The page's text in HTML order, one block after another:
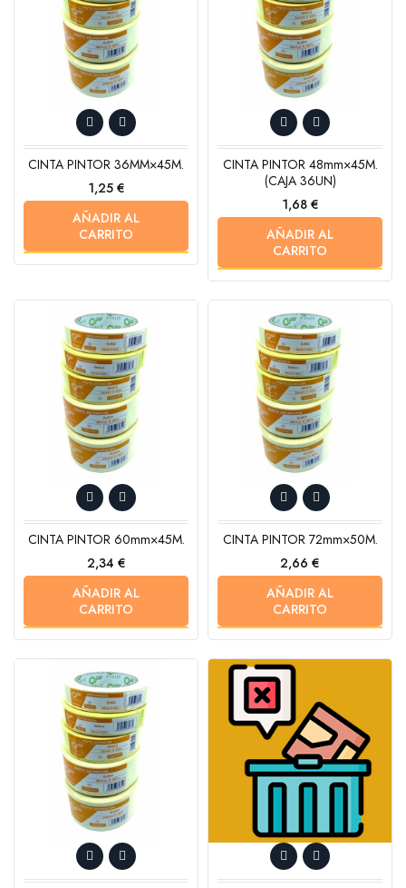
CINTA PINTOR 36MM×45M.
Precio
1,25 €
AÑADIR AL
CARRITO
CINTA PINTOR 48mm×45M.
(CAJA 36UN)
Precio
1,68 €
AÑADIR AL
CARRITO
CINTA PINTOR 60mm×45M.
Precio
2,34 €
AÑADIR AL
CARRITO
CINTA PINTOR 72mm×50M.
Precio
2,66 €
AÑADIR AL
CARRITO